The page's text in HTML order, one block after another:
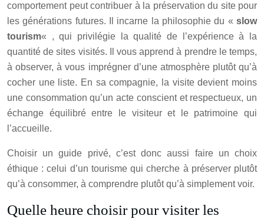
comportement peut contribuer à la préservation du site pour
les générations futures. Il incarne la philosophie du « slow
tourism« , qui privilégie la qualité de l’expérience à la
quantité de sites visités. Il vous apprend à prendre le temps,
à observer, à vous imprégner d’une atmosphère plutôt qu’à
cocher une liste. En sa compagnie, la visite devient moins
une consommation qu’un acte conscient et respectueux, un
échange équilibré entre le visiteur et le patrimoine qui
l’accueille.
Choisir un guide privé, c’est donc aussi faire un choix
éthique : celui d’un tourisme qui cherche à préserver plutôt
qu’à consommer, à comprendre plutôt qu’à simplement voir.
Quelle heure choisir pour visiter les